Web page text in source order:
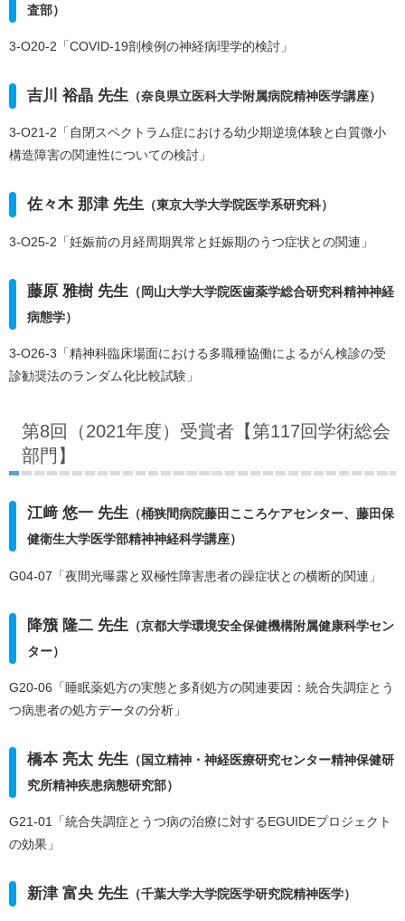
査部）
3-O20-2「COVID-19剖検例の神経病理学的検討」
吉川 裕晶 先生 （奈良県立医科大学附属病院精神医学講座）
3-O21-2「自閉スペクトラム症における幼少期逆境体験と白質微小
構造障害の関連性についての検討」
佐々木 那津 先生 （東京大学大学院医学系研究科）
3-O25-2「妊娠前の月経周期異常と妊娠期のうつ症状との関連」
藤原 雅樹 先生 （岡山大学大学院医歯薬学総合研究科精神神経
病態学）
3-O26-3「精神科臨床場面における多職種協働によるがん検診の受
診勧奨法のランダム化比較試験」
第8回（2021年度）受賞者【第117回学術総会
部門】
江﨑 悠一 先生 （桶狭間病院藤田こころケアセンター、藤田保
健衛生大学医学部精神神経科学講座）
G04-07「夜間光曝露と双極性障害患者の躁症状との横断的関連」
降籏 隆二 先生 （京都大学環境安全保健機構附属健康科学セン
ター）
G20-06「睡眠薬処方の実態と多剤処方の関連要因：統合失調症とう
つ病患者の処方データの分析」
橋本 亮太 先生 （国立精神・神経医療研究センター精神保健研
究所精神疾患病態研究部）
G21-01「統合失調症とうつ病の治療に対するEGUIDEプロジェクト
の効果」
新津 富央 先生 （千葉大学大学院医学研究院精神医学）